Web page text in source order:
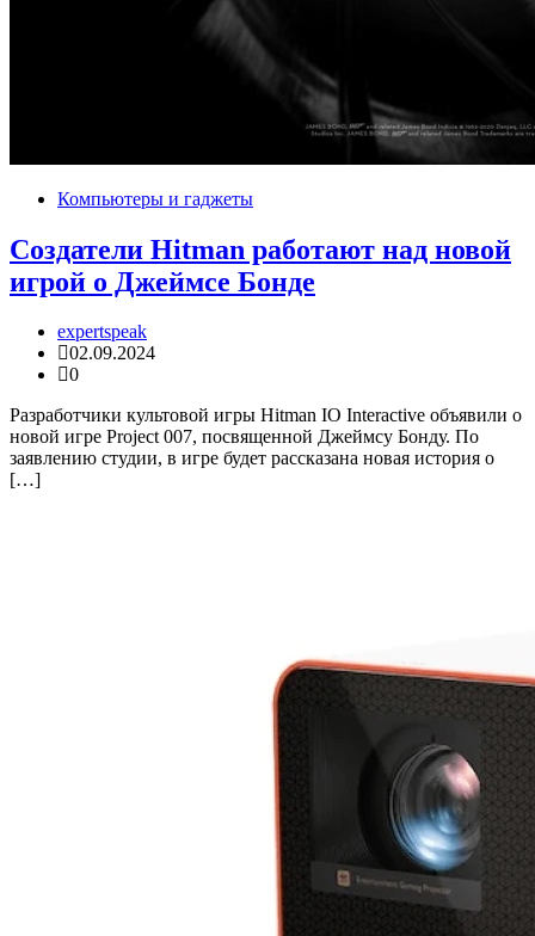
Компьютеры и гаджеты
Создатели Hitman работают над новой
игрой о Джеймсе Бонде
expertspeak
02.09.2024
0
Разработчики культовой игры Hitman IO Interactive объявили о
новой игре Project 007, посвященной Джеймсу Бонду. По
заявлению студии, в игре будет рассказана новая история о
[…]